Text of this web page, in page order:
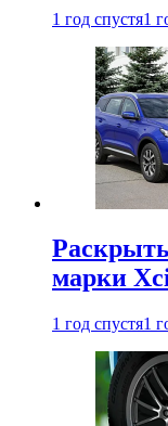
1 год спустя1
марки
1 год спустя1